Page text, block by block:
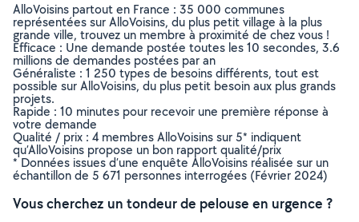
AlloVoisins partout en France : 35 000 communes
représentées sur AlloVoisins, du plus petit village à la plus
grande ville, trouvez un membre à proximité de chez vous !
Efficace : Une demande postée toutes les 10 secondes, 3.6
millions de demandes postées par an
Généraliste : 1 250 types de besoins différents, tout est
possible sur AlloVoisins, du plus petit besoin aux plus grands
projets.
Rapide : 10 minutes pour recevoir une première réponse à
votre demande
Qualité / prix : 4 membres AlloVoisins sur 5* indiquent
qu’AlloVoisins propose un bon rapport qualité/prix
* Données issues d’une enquête AlloVoisins réalisée sur un
échantillon de 5 671 personnes interrogées (Février 2024)
Vous cherchez un tondeur de pelouse en urgence ?